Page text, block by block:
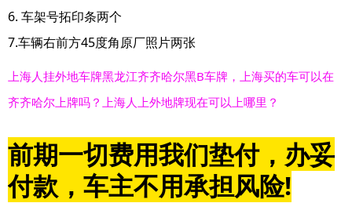
6. 车架号拓印条两个
7.车辆右前方45度角原厂照片两张
上海人挂外地车牌黑龙江齐齐哈尔黑B车牌，上海买的车可以在
齐齐哈尔上牌吗？上海人上外地牌现在可以上哪里？
前期一切费用我们垫付，办妥
付款，车主不用承担风险!